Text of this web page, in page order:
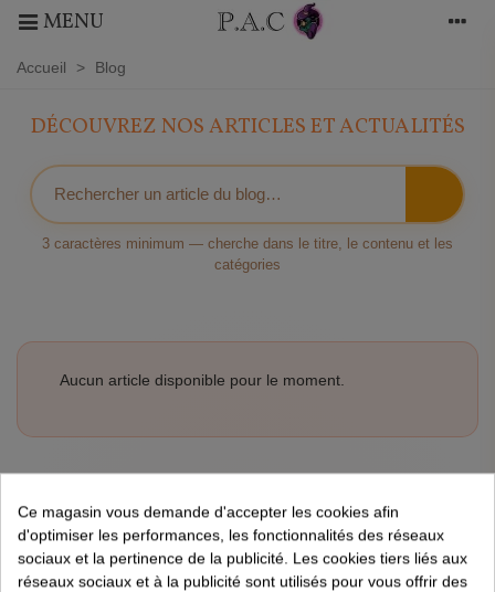
MENU
Accueil > Blog
DÉCOUVREZ NOS ARTICLES ET ACTUALITÉS
3 caractères minimum — cherche dans le titre, le contenu et les
catégories
Aucun article disponible pour le moment.
Ce magasin vous demande d'accepter les cookies afin
d'optimiser les performances, les fonctionnalités des réseaux
sociaux et la pertinence de la publicité. Les cookies tiers liés aux
réseaux sociaux et à la publicité sont utilisés pour vous offrir des